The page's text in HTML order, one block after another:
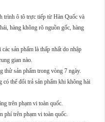
trình ô tô trực tiếp từ Hàn Quốc và
hàng không rõ nguồn gốc, hàng
sản phẩm là thấp nhất do nhập
gian nào.
thử sản phẩm trong vòng 7 ngày.
thể đổi trả sản phẩm khi không hài
trên phạm vi toàn quốc.
phí trên phạm vi toàn quốc.